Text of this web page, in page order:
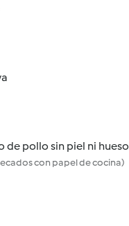
de pollo sin piel ni hueso
con papel de cocina)